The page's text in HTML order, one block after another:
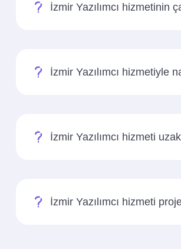
İzmir Yazılımcı hizmetinin
İzmir Yazılımcı hizmetiyle
İzmir Yazılımcı hizmeti
İzmir Yazılımcı hizmeti